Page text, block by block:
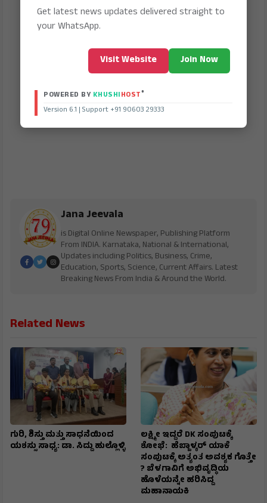
Jana Jeevala
is Digital Online Newspaper, Publishing Platform
From INDIA. Karnataka, National & International,
Updates including Politics, Business, Crime,
Education, Sports, Science, Current Affairs. Latest
Breaking News From India & Around the World.
Related News
ಗುರಿ, ಶಿಸ್ತು ಮತ್ತು ಸಾಧನೆಯಿಂದ
ಯಶಸ್ಸು ಸಾಧ್ಯ: ಡಾ. ಸಿದ್ದು ಹುಲ್ಲೊಳ್ಳಿ
ಲಕ್ಷ್ಮೀ ಇದ್ದರೆ DK ಸಂಪುಟಕ್ಕೆ
ಶೋಭೆ: ಹೆಬ್ಬಾಳ್ಕರ್ ಯಾಕೆ
ಸಂಪುಟಕ್ಕೆ ಅತ್ಯಂತ ಅವಶ್ಯಕ ಗೊತ್ತೇ
? ಬೆಳಗಾವಿಗೆ ಅಭಿವೃದ್ಧಿಯ
ಹೊಳೆಯನ್ನೇ ಹರಿಸಿದ್ದ
ಮಹಾನಾಯಕಿ
Get latest news updates delivered straight to
your WhatsApp.
Visit Website Join Now
POWERED BY KHUSHIHOST®
Version 6.1 | Support +91 90603 29333